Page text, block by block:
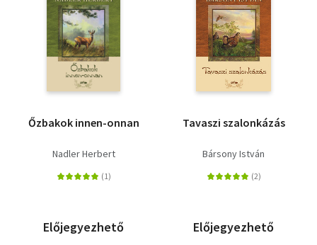
Őzbakok innen-onnan
Nadler Herbert
Előjegyezhető
Tavaszi szalonkázás
Bársony István
Előjegyezhető